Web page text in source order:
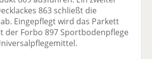
863 schließt die
Eingepflegt wird das Parkett
der Forbo 897 Sportbodenpflege